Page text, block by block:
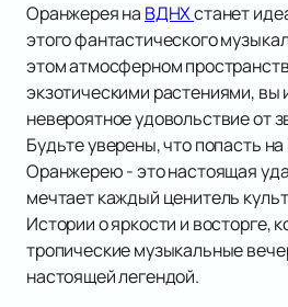
Оранжерея на ВДНХстанет
этого фантастического
этом атмосферном
экзотическими растениями, вы
невероятное удовольствие от
Будьте уверены, что попасть
Оранжерею - это настоящая
мечтает каждый ценитель
Истории о яркости и восторге,
тропические музыкальные
настоящей легендой.